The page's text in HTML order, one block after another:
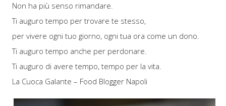
Non ha più senso rimandare.
Ti auguro tempo per trovare te stesso,
per vivere ogni tuo giorno, ogni tua ora come un dono.
Ti auguro tempo anche per perdonare.
Ti auguro di avere tempo, tempo per la vita.
La Cuoca Galante – Food Blogger Napoli